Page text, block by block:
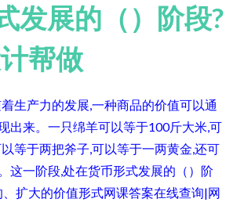
发展的（）阶段?
帮做
生产力的发展,一种商品的价值可以通
出来。一只绵羊可以等于100斤大米,可
等于两把斧子,可以等于一两黄金,还可
这一阶段,处在货币形式发展的（）阶
扩大的价值形式网课答案在线查询|网